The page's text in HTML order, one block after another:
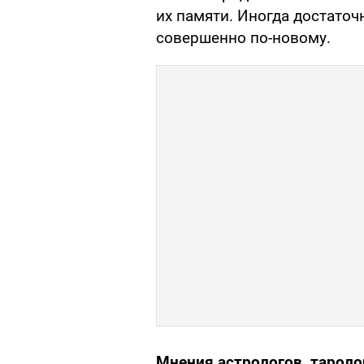
их памяти. Иногда
совершенно по-новому.